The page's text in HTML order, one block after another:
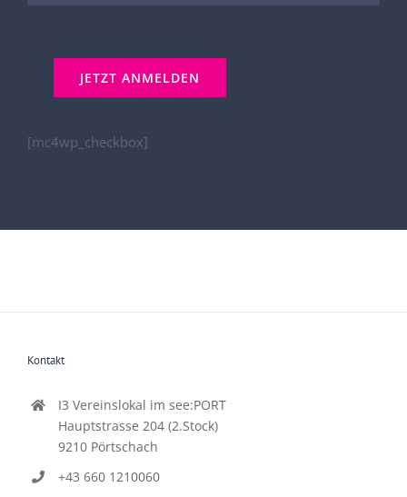
[mc4wp_checkbox]
Kontakt
I3 Vereinslokal im see:PORT
Hauptstrasse 204 (2.Stock)
9210 Pörtschach
+43 660 1210060